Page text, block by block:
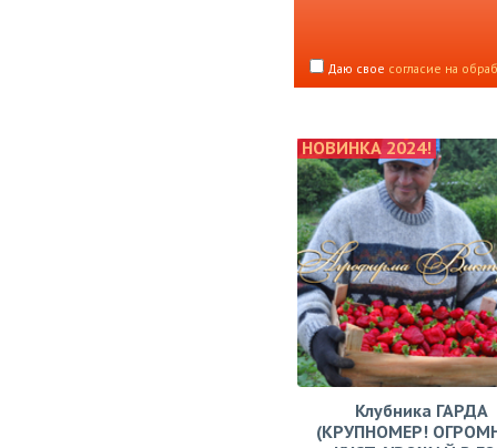
Даю свое согласие на
НОВИНКА 2024!
Клубника ГАРДА
(КРУПНОМЕР!